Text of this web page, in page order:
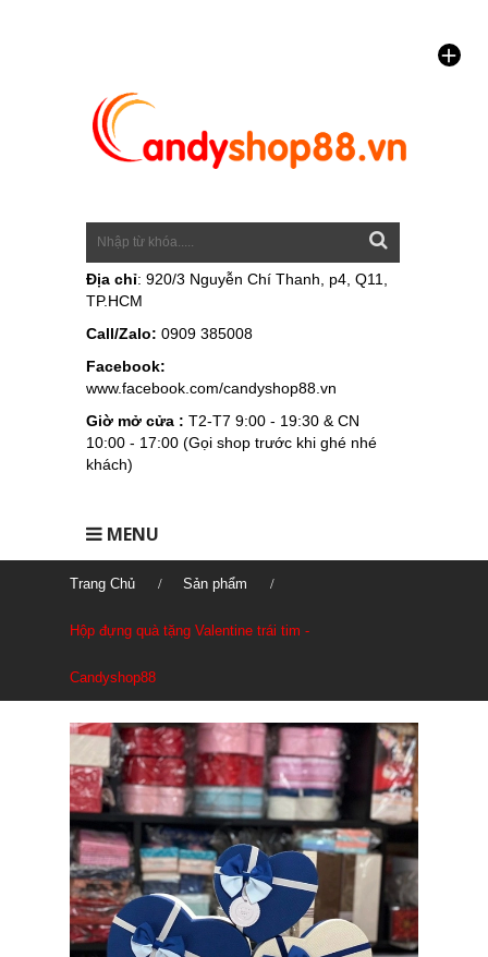
Địa chỉ: 920/3 Nguyễn Chí Thanh, p4, Q11,
TP.HCM
Call/Zalo: 0909 385008
Facebook:
www.facebook.com/candyshop88.vn
Giờ mở cửa : T2-T7 9:00 - 19:30 & CN
10:00 - 17:00 (Gọi shop trước khi ghé nhé
khách)
MENU
Trang Chủ Sản phẩm
Hộp đựng quà tặng Valentine trái tim -
Candyshop88